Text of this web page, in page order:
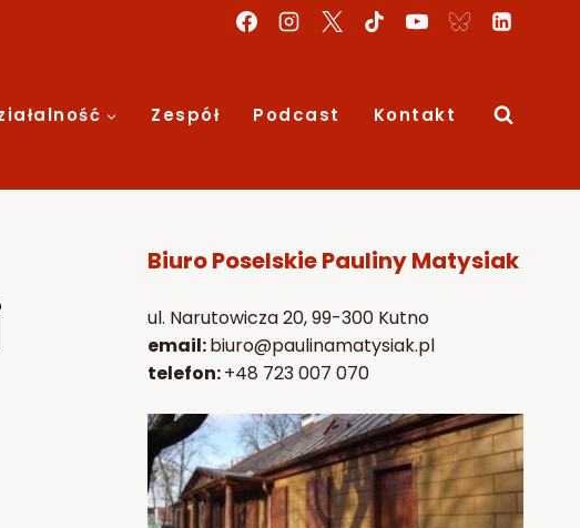
Zespół Podcast Kontakt
Biuro Poselskie Pauliny Matysiak
ul. Narutowicza 20, 99-300 Kutno
email:biuro@paulinamatysiak.pl
telefon:+48 723 007 070